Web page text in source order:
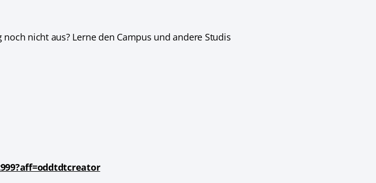
nicht aus? Lerne den Campus und andere Studis